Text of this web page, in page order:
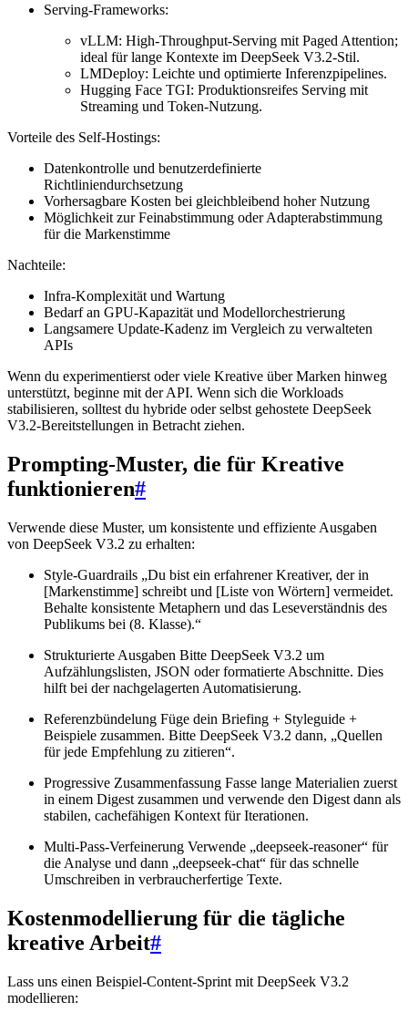
Serving-Frameworks:
vLLM: High-Throughput-Serving mit Paged Attention;
ideal für lange Kontexte im DeepSeek V3.2-Stil.
LMDeploy: Leichte und optimierte Inferenzpipelines.
Hugging Face TGI: Produktionsreifes Serving mit
Streaming und Token-Nutzung.
Vorteile des Self-Hostings:
Datenkontrolle und benutzerdefinierte
Richtliniendurchsetzung
Vorhersagbare Kosten bei gleichbleibend hoher Nutzung
Möglichkeit zur Feinabstimmung oder Adapterabstimmung
für die Markenstimme
Nachteile:
Infra-Komplexität und Wartung
Bedarf an GPU-Kapazität und Modellorchestrierung
Langsamere Update-Kadenz im Vergleich zu verwalteten
APIs
Wenn du experimentierst oder viele Kreative über Marken hinweg
unterstützt, beginne mit der API. Wenn sich die Workloads
stabilisieren, solltest du hybride oder selbst gehostete DeepSeek
V3.2-Bereitstellungen in Betracht ziehen.
Prompting-Muster, die für Kreative
funktionieren#
Verwende diese Muster, um konsistente und effiziente Ausgaben
von DeepSeek V3.2 zu erhalten:
Style-Guardrails „Du bist ein erfahrener Kreativer, der in
[Markenstimme] schreibt und [Liste von Wörtern] vermeidet.
Behalte konsistente Metaphern und das Leseverständnis des
Publikums bei (8. Klasse).“
Strukturierte Ausgaben Bitte DeepSeek V3.2 um
Aufzählungslisten, JSON oder formatierte Abschnitte. Dies
hilft bei der nachgelagerten Automatisierung.
Referenzbündelung Füge dein Briefing + Styleguide +
Beispiele zusammen. Bitte DeepSeek V3.2 dann, „Quellen
für jede Empfehlung zu zitieren“.
Progressive Zusammenfassung Fasse lange Materialien zuerst
in einem Digest zusammen und verwende den Digest dann als
stabilen, cachefähigen Kontext für Iterationen.
Multi-Pass-Verfeinerung Verwende „deepseek-reasoner“ für
die Analyse und dann „deepseek-chat“ für das schnelle
Umschreiben in verbraucherfertige Texte.
Kostenmodellierung für die tägliche
kreative Arbeit#
Lass uns einen Beispiel-Content-Sprint mit DeepSeek V3.2
modellieren: